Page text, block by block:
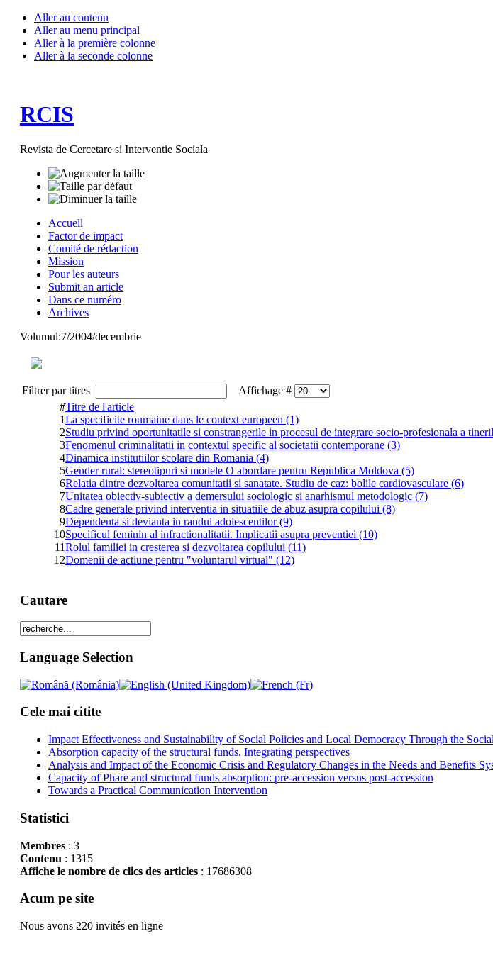
Aller au contenu
Aller au menu principal
Aller à la première colonne
Aller à la seconde colonne
RCIS
Revista de Cercetare si Interventie Sociala
Accuell
Factor de impact
Comité de rédaction
Mission
Pour les auteurs
Submit an article
Dans ce numéro
Archives
Volumul:7/2004/decembrie
Filtrer par titres
Affichage #
#Titre de l'article
1La specificite roumaine dans le context europeen (1)
2Studiu privind oportunitatile si constrangerile in procesul de integrare socio-profesionala a
3Fenomenul criminalitatii in contextul specific al societatii contemporane (3)
4Dinamica institutiilor scolare din Romania (4)
5Gender rural: stereotipuri si modele O abordare pentru Republica Moldova (5)
6Relatia dintre dezvoltarea comunitatii si sanatate. Studiu de caz: bolile cardiovasculare (6)
7Unitatea obiectiv-subiectiv a demersului sociologic si anarhismul metodologic (7)
8Cadre generale privind interventia in situatiile de abuz asupra copilului (8)
9Dependenta si devianta in randul adolescentilor (9)
10Specificul feminin al infractionalitatii. Implicatii asupra preventiei (10)
11Rolul familiei in cresterea si dezvoltarea copilului (11)
12Domenii de actiune pentru "voluntarul virtual" (12)
Cautare
Language Selection
Cele mai citite
Impact Effectiveness and Sustainability of Social Policies and Local Democracy Through the
Absorption capacity of the structural funds. Integrating perspectives
Analysis and Impact of the Economic Crisis and Regulatory Changes in the Needs and Benefits
Capacity of Phare and structural funds absorption: pre-accession versus post-accession
Towards a Practical Communication Intervention
Statistici
Membres: 3
Contenu : 1315
Affiche le nombre de clics des articles: 17686308
Acum pe site
Nous avons 220 invités en ligne